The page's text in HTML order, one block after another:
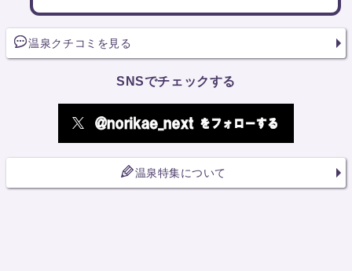
温泉クチコミを見る
SNSでチェックする
温泉特集について